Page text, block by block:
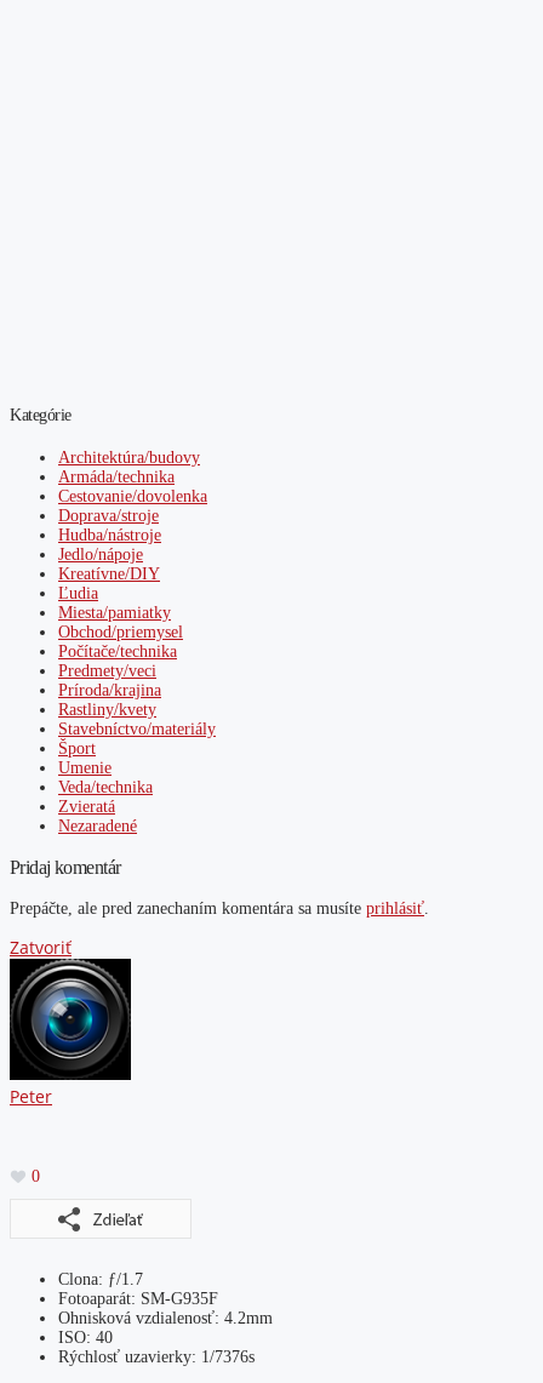
Kategórie
Architektúra/budovy
Armáda/technika
Cestovanie/dovolenka
Doprava/stroje
Hudba/nástroje
Jedlo/nápoje
Kreatívne/DIY
Ľudia
Miesta/pamiatky
Obchod/priemysel
Počítače/technika
Predmety/veci
Príroda/krajina
Rastliny/kvety
Stavebníctvo/materiály
Šport
Umenie
Veda/technika
Zvieratá
Nezaradené
Pridaj komentár
Prepáčte, ale pred zanechaním komentára sa musíte prihlásiť.
Zatvoriť
Peter
0
Clona: ƒ/1.7
Fotoaparát: SM-G935F
Ohnisková vzdialenosť: 4.2mm
ISO: 40
Rýchlosť uzavierky: 1/7376s